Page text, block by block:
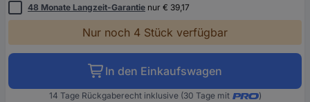
48 Monate Langzeit-Garantie nur € 39,17
Nur noch 4 Stück verfügbar
In den Einkaufswagen
14 Tage Rückgaberecht inklusive (30 Tage mit )